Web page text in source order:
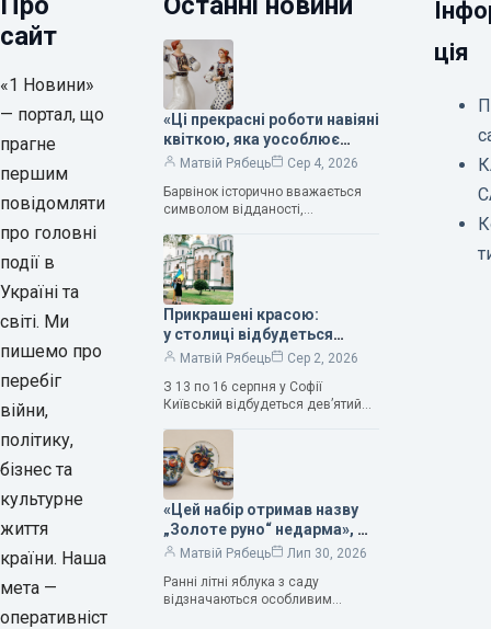
сайт
«1 Новини»
— портал, що
прагне
першим
повідомляти
про головні
події в
Україні та
світі. Ми
пишемо про
перебіг
війни,
політику,
бізнес та
культурне
життя
країни. Наша
мета —
оперативніст
«Ці прекрасні роботи навіяні
квіткою, яка уособлює
нескінченне кохання», —
Людмила Карпінська-
Романюк
Матвій Рябець
Сер 4, 2026
Барвінок історично вважається
символом відданості,
та тривалого подружнього союзу.
Саме тому ця рослина надихала і
продовжує надихати митців на
Прикрашені красою:
у столиці відбудеться
дев’ятий фестиваль
Матвій Рябець
Сер 2, 2026
З 13 по 16 серпня у Софії
Київській відбудеться дев’ятий
мистецтв Bouquet Kyiv Stage. Ця
подія традиційно…
«Цей набір отримав назву
„Золоте руно“ недарма», —
колекціонерка Людмила
Матвій Рябець
Лип 30, 2026
Ранні літні яблука з саду
відзначаються особливим
ція